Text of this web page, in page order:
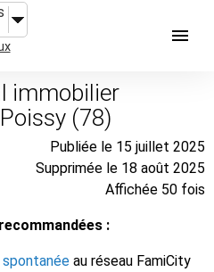
immobilier
(78)
Publiée le 15 juillet 2025
Supprimée le 18 août 2025
Affichée 50 fois
:
au réseau FamiCity